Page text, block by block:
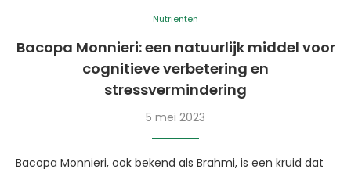
Nutriënten
Bacopa Monnieri: een natuurlijk middel voor
cognitieve verbetering en
stressvermindering
5 mei 2023
Bacopa Monnieri, ook bekend als Brahmi, is een kruid dat